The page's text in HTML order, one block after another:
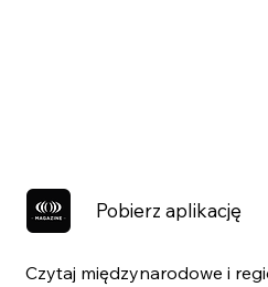
Pobierz aplikację
Czytaj międzynarodowe i